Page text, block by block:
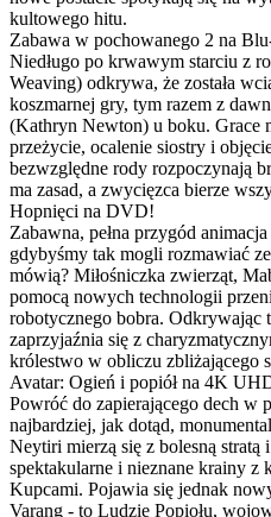
kultowego hitu.
Zabawa w pochowanego 2 na
Niedługo po krwawym starciu z
Weaving) odkrywa, że została
koszmarnej gry, tym razem z
(Kathryn Newton) u boku. Grace
przeżycie, ocalenie siostry i
bezwzględne rody rozpoczynają
ma zasad, a zwycięzca bierze
Hopnięci na DVD!
Zabawna, pełna przygód
gdybyśmy tak mogli rozmawiać
mówią? Miłośniczka zwierząt,
pomocą nowych technologii
robotycznego bobra. Odkrywając
zaprzyjaźnia się z
królestwo w obliczu zbliżającego
Avatar: Ogień i popiół na 4K
Powróć do zapierającego dech w
najbardziej, jak dotąd,
Neytiri mierzą się z bolesną
spektakularne i nieznane krainy
Kupcami. Pojawia się jednak
Varang - to Ludzie Popiołu,